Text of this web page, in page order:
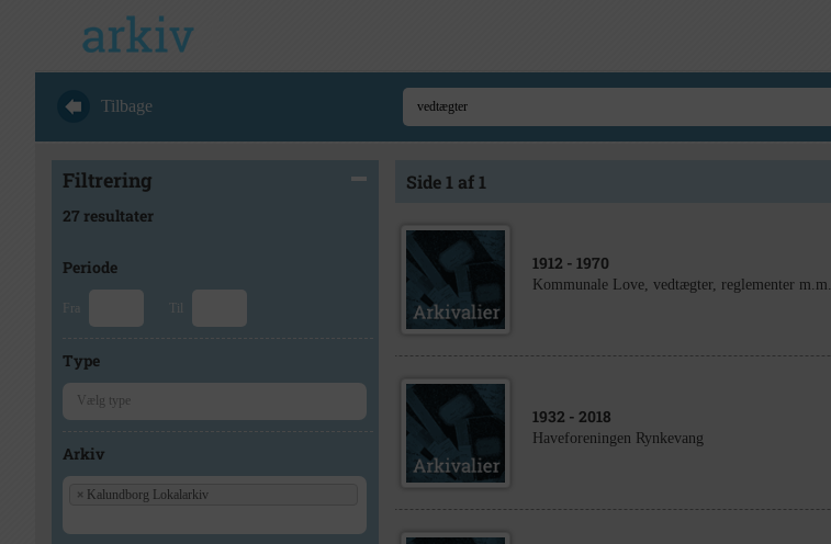
Tilbage
Filtrering
27 resultater
Periode
Fra Til
Type
Arkiv
× Kalundborg Lokalarkiv
Side 1 af 1
1912 - 1970
Kommunale Love, vedtægter, reglementer m.m.
1932 - 2018
Haveforeningen Rynkevang